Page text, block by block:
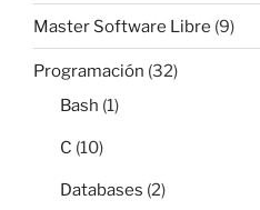
Master Software Libre (9)
Programación (32)
Bash (1)
C (10)
Databases (2)